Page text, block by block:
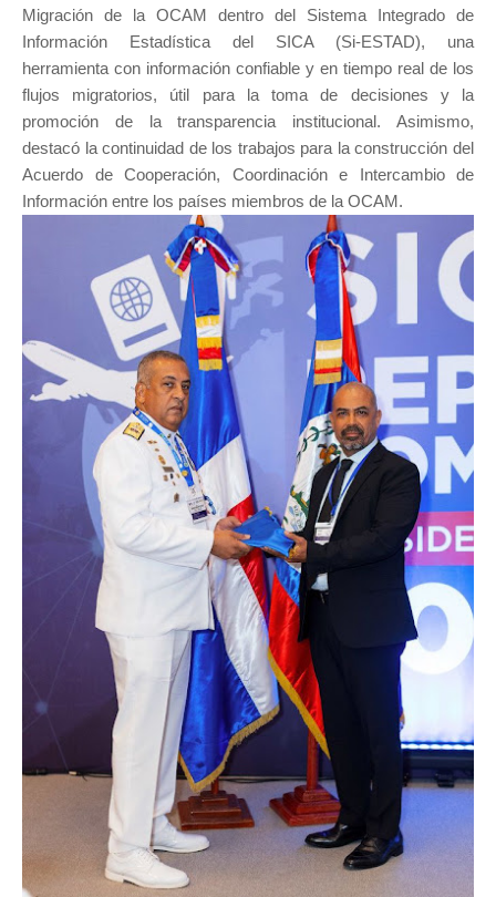
Migración de la OCAM dentro del Sistema Integrado de
Información Estadística del SICA (Si-ESTAD), una
herramienta con información confiable y en tiempo real de los
flujos migratorios, útil para la toma de decisiones y la
promoción de la transparencia institucional. Asimismo,
destacó la continuidad de los trabajos para la construcción del
Acuerdo de Cooperación, Coordinación e Intercambio de
Información entre los países miembros de la OCAM.